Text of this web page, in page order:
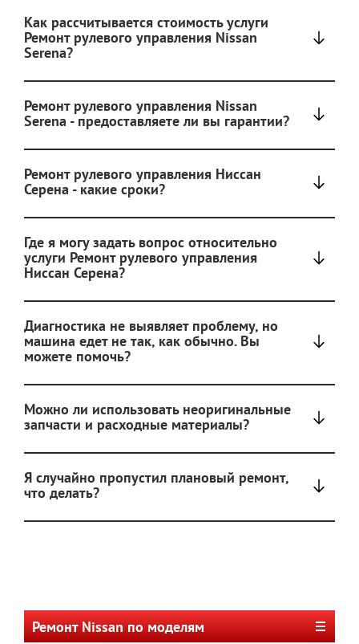
Как рассчитывается стоимость услуги
Ремонт рулевого управления Nissan
Serena?
Ремонт рулевого управления Nissan
Serena - предоставляете ли вы гарантии?
Ремонт рулевого управления Ниссан
Серена - какие сроки?
Где я могу задать вопрос относительно
услуги Ремонт рулевого управления
Ниссан Серена?
Диагностика не выявляет проблему, но
машина едет не так, как обычно. Вы
можете помочь?
Можно ли использовать неоригинальные
запчасти и расходные материалы?
Я случайно пропустил плановый ремонт,
что делать?
Ремонт Nissan по моделям